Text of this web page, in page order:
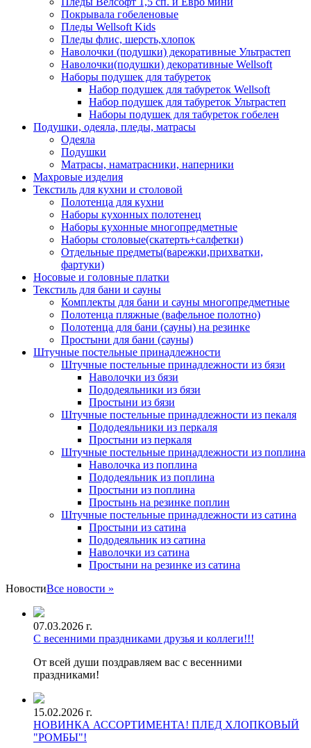
Покрывала гобеленовые
Пледы Wellsoft Kids
Пледы флис, шерсть,хлопок
Наволочки (подушки) декоративные Ультрастеп
Наволочки(подушки) декоративные Wellsoft
Наборы подушек для табуреток
Набор подушек для табуреток Wellsoft
Набор подушек для табуреток Ультрастеп
Наборы подушек для табуреток гобелен
Подушки, одеяла, пледы, матрасы
Одеяла
Подушки
Матрасы, наматрасники, наперники
Махровые изделия
Текстиль для кухни и столовой
Полотенца для кухни
Наборы кухонных полотенец
Наборы кухонные многопредметные
Наборы столовые(скатерть+салфетки)
Отдельные предметы(варежки,прихватки,
фартуки)
Носовые и головные платки
Текстиль для бани и сауны
Комплекты для бани и сауны многопредметные
Полотенца пляжные (вафельное полотно)
Полотенца для бани (сауны) на резинке
Простыни для бани (сауны)
Штучные постельные принадлежности
Штучные постельные принадлежности из бязи
Наволочки из бязи
Пододеяльники из бязи
Простыни из бязи
Штучные постельные принадлежности из пекаля
Пододеяльники из перкаля
Простыни из перкаля
Штучные постельные принадлежности из поплина
Наволочка из поплина
Пододеяльник из поплина
Простыни из поплина
Простынь на резинке поплин
Штучные постельные принадлежности из сатина
Простыни из сатина
Пододеяльник из сатина
Наволочки из сатина
Простыни на резинке из сатина
НовостиВсе новости »
07.03.2026 г.
С весенними праздниками друзья и коллеги!!!
От всей души поздравляем вас с весенними
праздниками!
15.02.2026 г.
НОВИНКА АССОРТИМЕНТА! ПЛЕД ХЛОПКОВЫЙ
"РОМБЫ"!